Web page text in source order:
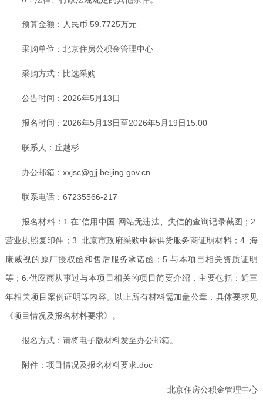
预算金额：人民币 59.7725万元
采购单位：北京住房公积金管理中心
采购方式：比选采购
公告时间：2026年5月13日
报名时间：2026年5月13日至2026年5月19日15:00
联系人：丘越杉
办公邮箱：xxjsc@gjj.beijing.gov.cn
联系电话：67235566-217
报名材料：1.在“信用中国”网站无违法、失信的查询记录截图；2.
营业执照复印件；3. 北京市政府采购中标供货服务商证明材料；4. 海
康威视的原厂授权函和售后服务承诺函；5.与本项目相关资质证明
等；6.供应商从事过与本项目相关的项目简要介绍，主要包括：近三
年相关项目案例证明等内容。以上所有材料需加盖公章，具体要求见
《项目情况及报名材料要求》。
报名方式：请将电子版材料发至办公邮箱。
附件： 项目情况及报名材料要求.doc
北京住房公积金管理中心